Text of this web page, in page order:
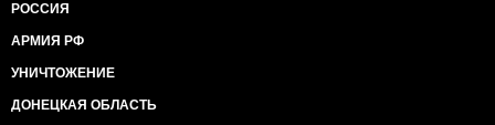
РОССИЯ
АРМИЯ РФ
УНИЧТОЖЕНИЕ
ДОНЕЦКАЯ ОБЛАСТЬ